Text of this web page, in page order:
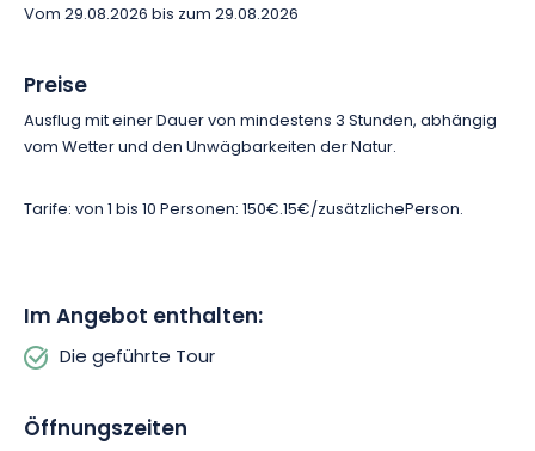
Vom 29.08.2026 bis zum 29.08.2026
Preise
Ausflug mit einer Dauer von mindestens 3 Stunden, abhängig
vom Wetter und den Unwägbarkeiten der Natur.
Tarife: von 1 bis 10 Personen: 150€.15€/zusätzlichePerson.
Im Angebot enthalten:
Die geführte Tour
Öffnungszeiten